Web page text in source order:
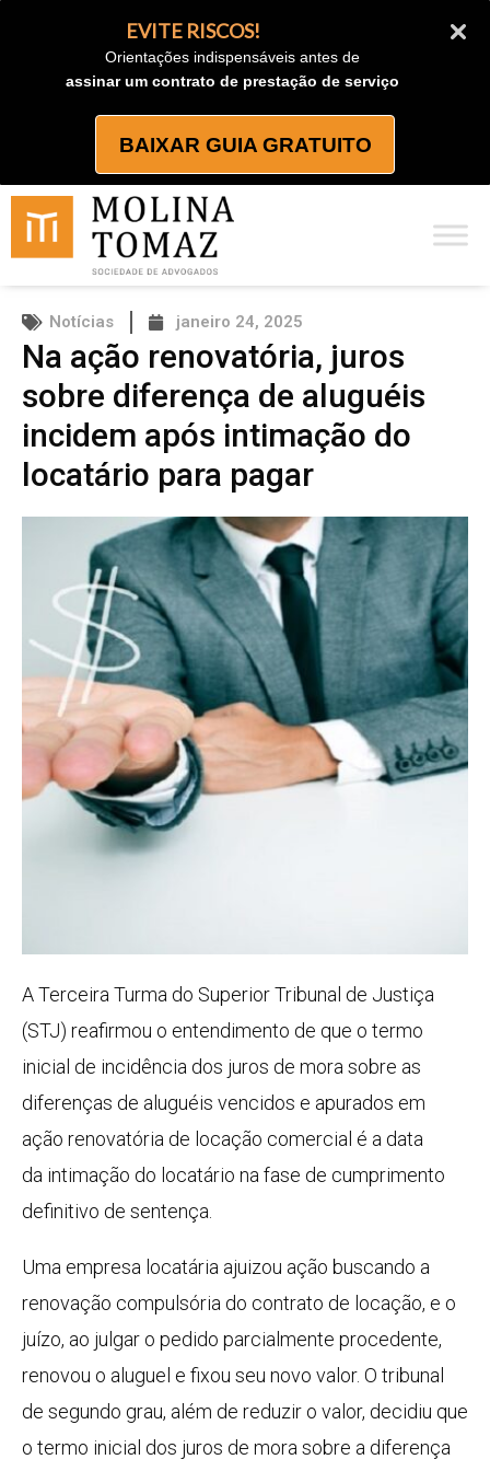
EVITE RISCOS!
Orientações indispensáveis antes de
assinar um contrato de prestação de serviço
BAIXAR GUIA GRATUITO
Notícias janeiro 24, 2025
Na ação renovatória, juros
sobre diferença de aluguéis
incidem após intimação do
locatário para pagar
A Terceira Turma do Superior Tribunal de Justiça
(STJ) reafirmou o entendimento de que o termo
inicial de incidência dos juros de mora sobre as
diferenças de aluguéis vencidos e apurados em
ação renovatória de locação comercial é a data
da intimação do locatário na fase de cumprimento
definitivo de sentença
Uma empresa locatária ajuizou ação buscando a
renovação compulsória do contrato de locação, e o
juízo, ao julgar o pedido parcialmente procedente,
renovou o aluguel e fixou seu novo valor. O tribunal
de segundo grau, além de reduzir o valor, decidiu que
o termo inicial dos juros de mora sobre a diferença